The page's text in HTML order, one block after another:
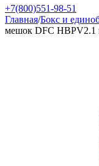
+7(800)551-98-51
Главная/Бокс и
мешок DFC HBPV2.1